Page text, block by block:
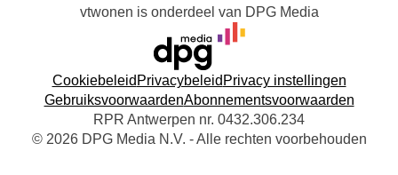
vtwonen is onderdeel van DPG Media
Cookiebeleid Privacybeleid Privacy instellingen
GebruiksvoorwaardenAbonnementsvoorwaarden
RPR Antwerpen nr. 0432.306.234
© 2026 DPG Media N.V. - Alle rechten voorbehouden